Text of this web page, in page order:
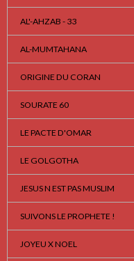
AL'-AHZAB - 33
AL-MUMTAHANA
ORIGINE DU CORAN
SOURATE 60
LE PACTE D'OMAR
LE GOLGOTHA
JESUS N EST PAS MUSLIM
SUIVONS LE PROPHETE !
JOYEU X NOEL